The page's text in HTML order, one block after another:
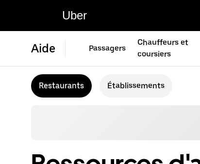
Uber
Aide Passagers
Chauffeurs et
coursiers
Restaurants Établissements